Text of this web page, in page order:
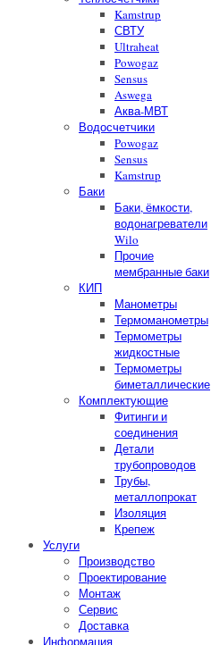
Kamstrup
СВТУ
Ultraheat
Powogaz
Sensus
Aswega
Аква-МВТ
Водосчетчики
Powogaz
Sensus
Kamstrup
Баки
Баки, ёмкости,
водонагреватели
Wilo
Прочие
мембранные баки
КИП
Манометры
Термоманометры
Термометры
жидкостные
Термометры
биметаллические
Комплектующие
Фитинги и
соединения
Детали
трубопроводов
Трубы,
металлопрокат
Изоляция
Крепеж
Услуги
Производство
Проектирование
Монтаж
Сервис
Доставка
Информация